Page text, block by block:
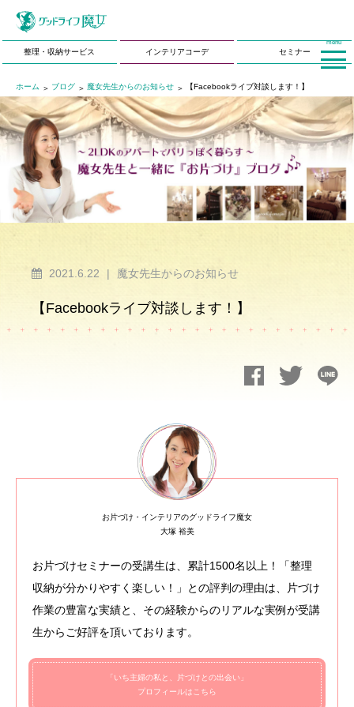
整理・収納サービス インテリアコーデ セミナー
ホーム ブログ 魔女先生からのお知らせ 【Facebookライブ対談します！】
2021.6.22 | 魔女先生からのお知らせ
【Facebookライブ対談します！】
お片づけ・インテリアのグッドライフ魔女
大塚 裕美
お片づけセミナーの受講生は、累計1500名以上！「整理
収納が分かりやすく楽しい！」との評判の理由は、片づけ
作業の豊富な実績と、その経験からのリアルな実例が受講
生からご好評を頂いております。
「いち主婦の私と、片づけとの出会い」
プロフィールはこちら
menu